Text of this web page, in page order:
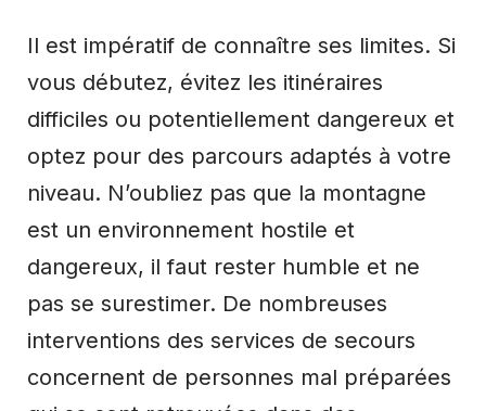
Il est impératif de connaître ses limites. Si
vous débutez, évitez les itinéraires
difficiles ou potentiellement dangereux et
optez pour des parcours adaptés à votre
niveau. N’oubliez pas que la montagne
est un environnement hostile et
dangereux, il faut rester humble et ne
pas se surestimer. De nombreuses
interventions des services de secours
concernent de personnes mal préparées